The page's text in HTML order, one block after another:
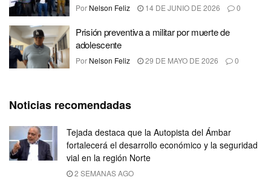
Por Nelson Feliz 14 DE JUNIO DE 2026 0
Prisión preventiva a militar por muerte de
adolescente
Por Nelson Feliz 29 DE MAYO DE 2026 0
Noticias recomendadas
Tejada destaca que la Autopista del Ámbar
fortalecerá el desarrollo económico y la seguridad
vial en la región Norte
2 SEMANAS AGO